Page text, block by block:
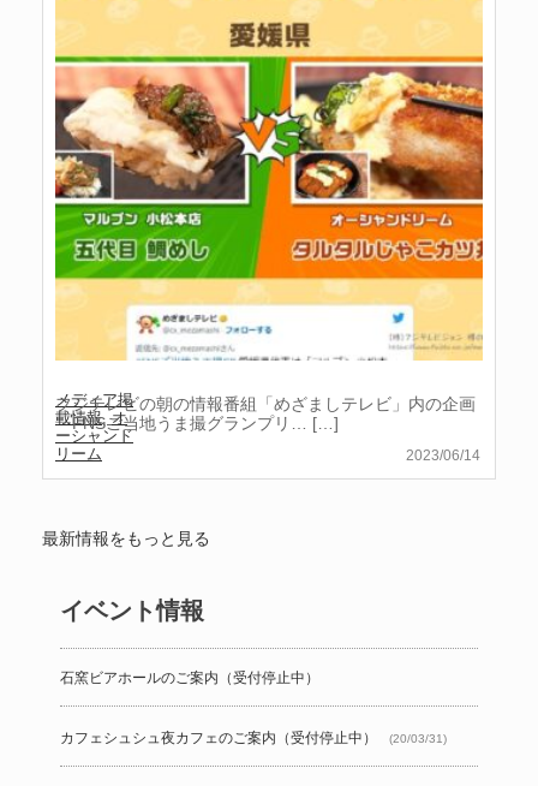
2023/06/14
メディア掲
載情報,オ
ーシャンド
リーム
フジテレビの朝の情報番組「めざましテレビ」内の企画
「FNSご当地うま撮グランプリ… […]
最新情報をもっと見る
イベント情報
石窯ビアホールのご案内（受付停止中）
カフェシュシュ夜カフェのご案内（受付停止中） (20/03/31)